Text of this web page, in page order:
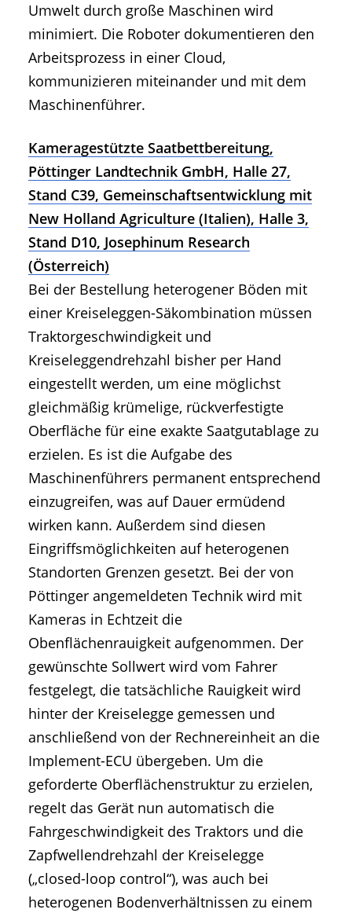
Umwelt durch große Maschinen wird
minimiert. Die Roboter dokumentieren den
Arbeitsprozess in einer Cloud,
kommunizieren miteinander und mit dem
Maschinenführer.
Kameragestützte Saatbettbereitung,
Pöttinger Landtechnik GmbH, Halle 27,
Stand C39, Gemeinschaftsentwicklung mit
New Holland Agriculture (Italien), Halle 3,
Stand D10, Josephinum Research
(Österreich)
Bei der Bestellung heterogener Böden mit
einer Kreiseleggen-Säkombination müssen
Traktorgeschwindigkeit und
Kreiseleggendrehzahl bisher per Hand
eingestellt werden, um eine möglichst
gleichmäßig krümelige, rückverfestigte
Oberfläche für eine exakte Saatgutablage zu
erzielen. Es ist die Aufgabe des
Maschinenführers permanent entsprechend
einzugreifen, was auf Dauer ermüdend
wirken kann. Außerdem sind diesen
Eingriffsmöglichkeiten auf heterogenen
Standorten Grenzen gesetzt. Bei der von
Pöttinger angemeldeten Technik wird mit
Kameras in Echtzeit die
Obenflächenrauigkeit aufgenommen. Der
gewünschte Sollwert wird vom Fahrer
festgelegt, die tatsächliche Rauigkeit wird
hinter der Kreiselegge gemessen und
anschließend von der Rechnereinheit an die
Implement-ECU übergeben. Um die
geforderte Oberflächenstruktur zu erzielen,
regelt das Gerät nun automatisch die
Fahrgeschwindigkeit des Traktors und die
Zapfwellendrehzahl der Kreiselegge
(„closed-loop control“), was auch bei
heterogenen Bodenverhältnissen zu einem